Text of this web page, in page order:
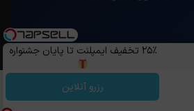
کپی رایت ©️ 1405 - 1399 | استفاده از مطالب ساویس‌گیم با ذکر منبع و قرار
۲۵٪ تخفیف ایمپلنت تا پایان جشنواره
رزرو آنلاین